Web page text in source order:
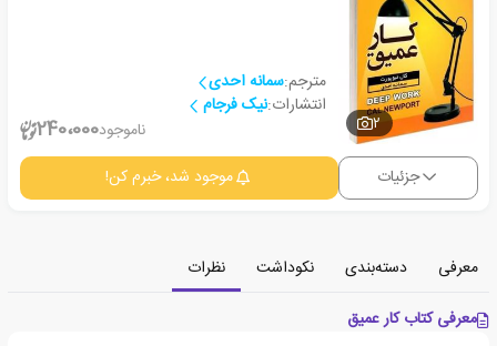
2
مترجم:سمانه احدی
انتشارات:نیک فرجام
ناموجود240،000
جزئیات موجود شد، خبرم کن!
معرفی دسته‌بندی نکوداشت
نظرات
معرفی کتاب کار عمیق